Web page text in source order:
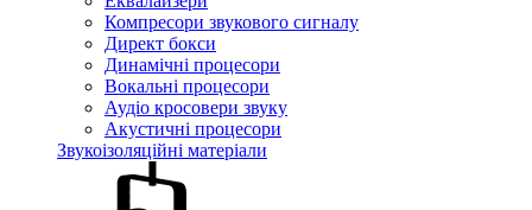
Компресори звукового сигналу
Директ бокси
Динамічні процесори
Вокальні процесори
Аудіо кросовери звуку
Акустичні процесори
Звукоізоляційні матеріали